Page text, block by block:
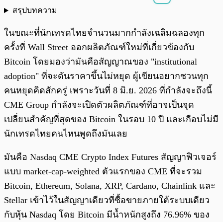
สรุปบทความ
ในขณะที่นักเทรดไทยจำนวนมากกำลังเฉลิมฉลองทุก
ครั้งที่ Wall Street ออกผลิตภัณฑ์ใหม่ที่เกี่ยวข้องกับ
Bitcoin โดยมองว่ามันคือสัญญาณของ "institutional
adoption" ที่จะดันราคาขึ้นไม่หยุด ผู้เขียนอยากชวนทุก
คนหยุดคิดสักครู่ เพราะวันที่ 8 มิ.ย. 2026 ที่กำลังจะถึงนี้
CME Group กำลังจะเปิดตัวผลิตภัณฑ์ที่อาจเป็นจุด
เปลี่ยนสำคัญที่สุดของ Bitcoin ในรอบ 10 ปี และเกือบไม่มี
นักเทรดไทยคนไหนพูดถึงมันเลย
มันคือ Nasdaq CME Crypto Index Futures สัญญาฟิวเจอร์
แบบ market-cap-weighted ตัวแรกของ CME ที่จะรวม
Bitcoin, Ethereum, Solana, XRP, Cardano, Chainlink และ
Stellar เข้าไว้ในสัญญาเดียวที่ซื้อขายภายใต้ระบบเดียว
กับหุ้น Nasdaq โดย Bitcoin มีน้ำหนักสูงถึง 76.96% ของ